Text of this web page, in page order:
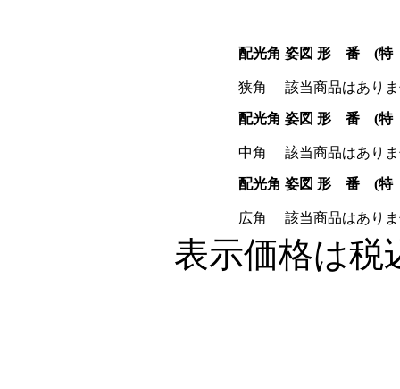
配光角 姿図 形 番 (特
狭角 該当商品はあり
配光角 姿図 形 番 (特
中角 該当商品はあり
配光角 姿図 形 番 (特
広角 該当商品はあり
表示価格は税